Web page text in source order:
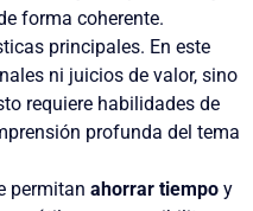
forma coherente.
principales. En este
ni juicios de valor, sino
requiere habilidades de
profunda del tema
permitan ahorrar tiempo y